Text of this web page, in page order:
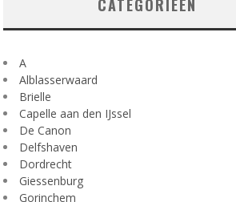
CATEGORIEËN
A
Alblasserwaard
Brielle
Capelle aan den IJssel
De Canon
Delfshaven
Dordrecht
Giessenburg
Gorinchem